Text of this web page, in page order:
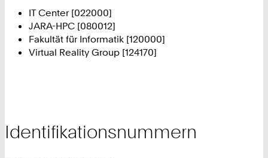
IT Center [022000]
JARA-HPC [080012]
Fakultät für Informatik [120000]
Virtual Reality Group [124170]
Identifikationsnummern